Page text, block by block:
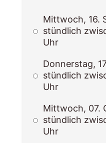
Mittwoch, 16.
stündlich
Uhr
Donnerstag,
stündlich
Uhr
Mittwoch, 07.
stündlich
Uhr